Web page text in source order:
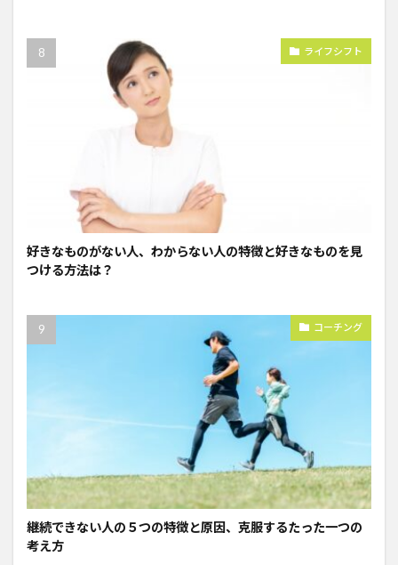
ライフシフト
好きなものがない人、わからない人の特徴と好きなものを見
つける方法は？
コーチング
継続できない人の５つの特徴と原因、克服するたった一つの
考え方